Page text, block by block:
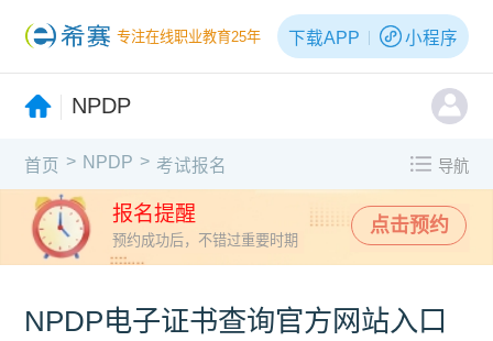
专注在线职业教育25年 下载APP 小程序
NPDP
首页 > NPDP > 考试报名 导航
报名提醒
预约成功后，不错过重要时期
点击预约
NPDP电子证书查询官方网站入口